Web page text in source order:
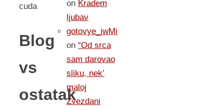
cuda
Blog
vs
ostatak
on Kradem
ljubav
gotovye_iwMi
on “Od srca
sam darovao
sliku, nek’
maloj
Zvezdani